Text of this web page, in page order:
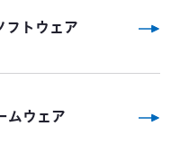
トウェア
ムウェア